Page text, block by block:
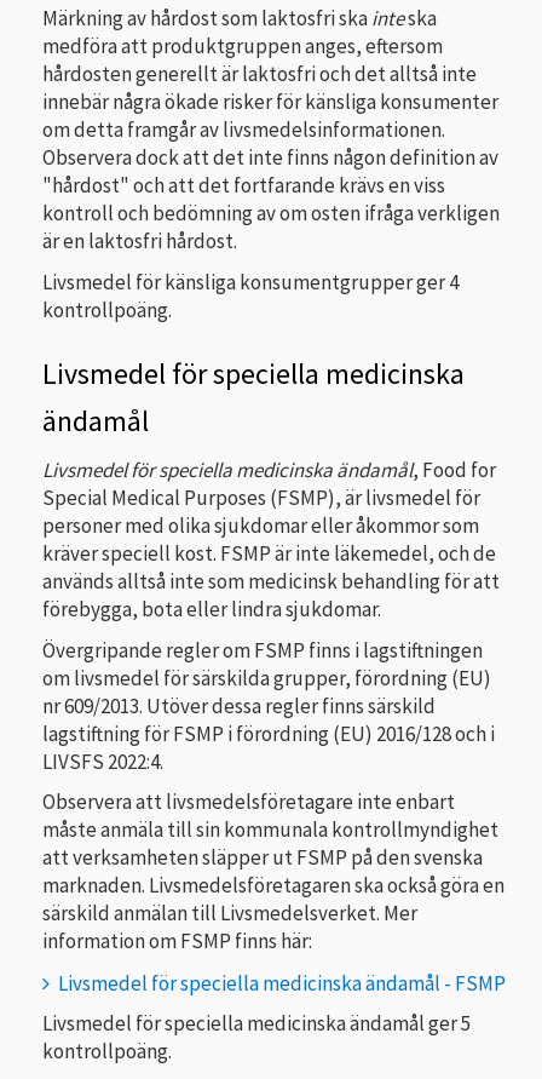
Märkning av hårdost som laktosfri skainteska
medföra att produktgruppen anges, eftersom
hårdosten generellt är laktosfri och det alltså inte
innebär några ökade risker för känsliga konsumenter
om detta framgår av livsmedelsinformationen.
Observera dock att det inte finns någon definition av
"hårdost" och att det fortfarande krävs en viss
kontroll och bedömning av om osten ifråga verkligen
är en laktosfri hårdost.
Livsmedel för känsliga konsumentgrupper ger 4
kontrollpoäng.
Livsmedel för speciella medicinska
ändamål
Livsmedel för speciella medicinska ändamål, Food for
Special Medical Purposes (FSMP), är livsmedel för
personer med olika sjukdomar eller åkommor som
kräver speciell kost. FSMP är inte läkemedel, och de
används alltså inte som medicinsk behandling för att
förebygga, bota eller lindra sjukdomar.
Övergripande regler om FSMP finns i lagstiftningen
om livsmedel för särskilda grupper, förordning (EU)
nr 609/2013. Utöver dessa regler finns särskild
lagstiftning för FSMP i förordning (EU) 2016/128 och i
LIVSFS 2022:4.
Observera att livsmedelsföretagare inte enbart
måste anmäla till sin kommunala kontrollmyndighet
att verksamheten släpper ut FSMP på den svenska
marknaden. Livsmedelsföretagaren ska också göra en
särskild anmälan till Livsmedelsverket. Mer
information om FSMP finns här:
Livsmedel för speciella medicinska ändamål - FSMP
Livsmedel för speciella medicinska ändamål ger 5
kontrollpoäng.